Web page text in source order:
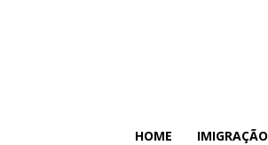
HOME IMIGRAÇÃO